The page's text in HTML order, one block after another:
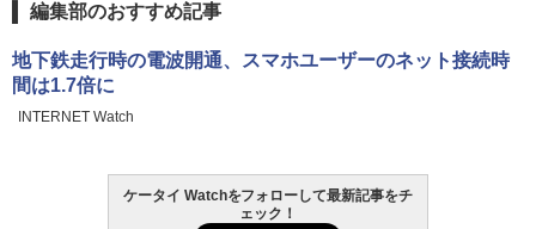
編集部のおすすめ記事
地下鉄走行時の電波開通、スマホユーザーのネット接続時
間は1.7倍に
INTERNET Watch
ケータイ Watchをフォローして最新記事をチ
ェック！